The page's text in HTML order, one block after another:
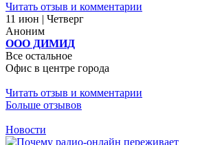
Читать отзыв и комментарии
11 июн | Четверг
Аноним
ООО ДИМИД
Все остальное
Офис в центре города
Читать отзыв и комментарии
Больше отзывов
Новости